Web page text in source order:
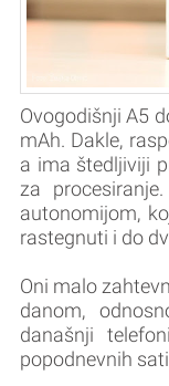
Ovogodišnji A5
mAh. Dakle,
a ima štedljiviji
za
autonomijom,
rastegnuti i do
Oni malo
danom,
današnji
popodnevnih